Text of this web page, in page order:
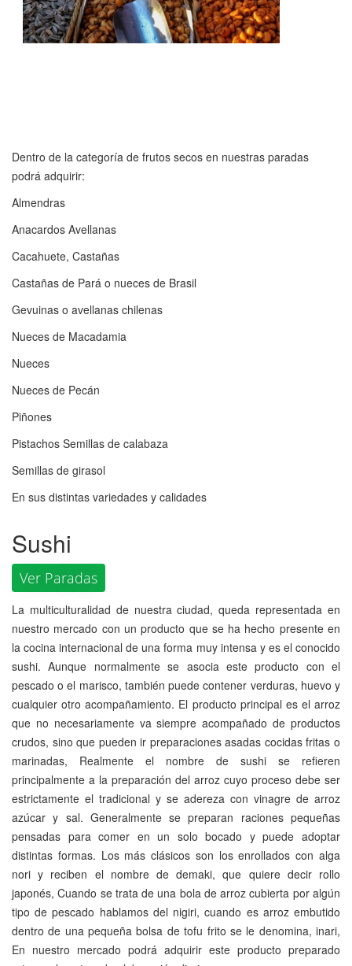
Dentro de la categoría de frutos secos en nuestras paradas
podrá adquirir:
Almendras
Anacardos Avellanas
Cacahuete, Castañas
Castañas de Pará o nueces de Brasil
Gevuinas o avellanas chilenas
Nueces de Macadamia
Nueces
Nueces de Pecán
Piñones
Pistachos Semillas de calabaza
Semillas de girasol
En sus distintas variedades y calidades
Sushi
Ver Paradas
La multiculturalidad de nuestra ciudad, queda representada en
nuestro mercado con un producto que se ha hecho presente en
la cocina internacional de una forma muy intensa y es el conocido
sushi. Aunque normalmente se asocia este producto con el
pescado o el marisco, también puede contener verduras, huevo y
cualquier otro acompañamiento. El producto principal es el arroz
que no necesariamente va siempre acompañado de productos
crudos, sino que pueden ir preparaciones asadas cocidas fritas o
marinadas, Realmente el nombre de sushi se refieren
principalmente a la preparación del arroz cuyo proceso debe ser
estrictamente el tradicional y se adereza con vinagre de arroz
azúcar y sal. Generalmente se preparan raciones pequeñas
pensadas para comer en un solo bocado y puede adoptar
distintas formas. Los más clásicos son los enrollados con alga
nori y reciben el nombre de demaki, que quiere decir rollo
japonés, Cuando se trata de una bola de arroz cubierta por algún
tipo de pescado hablamos del nigiri, cuando es arroz embutido
dentro de una pequeña bolsa de tofu frito se le denomina, inari,
En nuestro mercado podrá adquirir este producto preparado